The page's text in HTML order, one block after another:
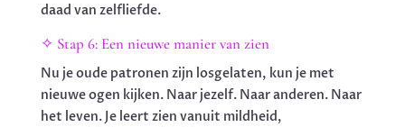
daad van zelfliefde.
✧ Stap 6: Een nieuwe manier van zien
Nu je oude patronen zijn losgelaten, kun je met
nieuwe ogen kijken. Naar jezelf. Naar anderen. Naar
het leven. Je leert zien vanuit mildheid,